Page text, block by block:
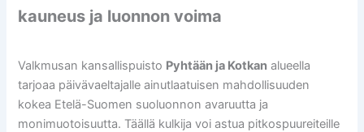
kauneus ja luonnon voima
Valkmusan kansallispuisto Pyhtään ja Kotkan alueella
tarjoaa päivävaeltajalle ainutlaatuisen mahdollisuuden
kokea Etelä-Suomen suoluonnon avaruutta ja
monimuotoisuutta. Täällä kulkija voi astua pitkospuureiteille